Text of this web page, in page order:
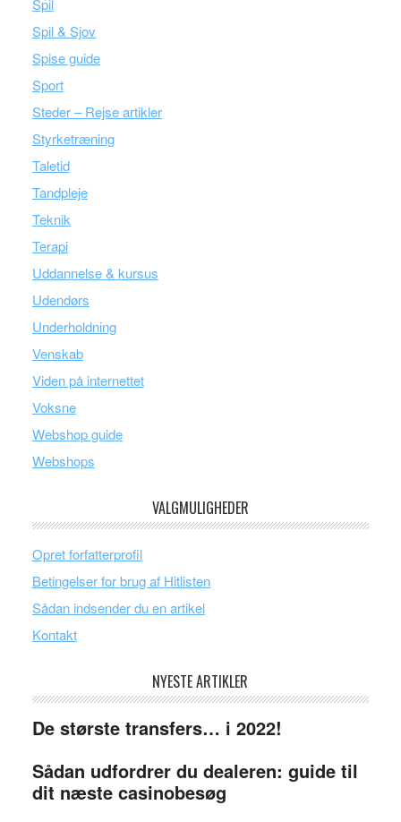
Spil
Spil & Sjov
Spise guide
Sport
Steder – Rejse artikler
Styrketræning
Taletid
Tandpleje
Teknik
Terapi
Uddannelse & kursus
Udendørs
Underholdning
Venskab
Viden på internettet
Voksne
Webshop guide
Webshops
VALGMULIGHEDER
Opret forfatterprofil
Betingelser for brug af Hitlisten
Sådan indsender du en artikel
Kontakt
NYESTE ARTIKLER
De største transfers… i 2022!
Sådan udfordrer du dealeren: guide til
dit næste casinobesøg